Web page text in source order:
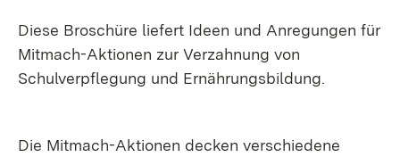
Diese Broschüre liefert Ideen und Anregungen für
Mitmach-Aktionen zur Verzahnung von
Schulverpflegung und Ernährungsbildung.
Die Mitmach-Aktionen decken verschiedene